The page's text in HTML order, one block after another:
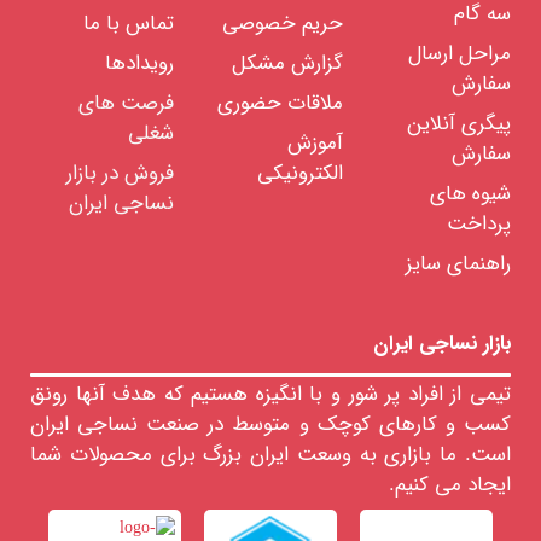
بلند
نخ
پشمی
نخ
نخ
ابریشمی
نخ
نخ
نخ
چتایی
نخ
فرشی
(اکریلیک)
فیلامنت
نخ
های
سه گام
مراحل ارسال
سفارش
پیگری آنلاین
سفارش
شیوه های
پرداخت
راهنمای سایز
حریم خصوصی
گزارش مشکل
ملاقات حضوری
آموزش
الکترونیکی
تماس با ما
رویدادها
فرصت های
شغلی
فروش در بازار
نساجی ایران
بازار نساجی ایران
تیمی از افراد پر شور و با انگیزه هستیم که هدف آنها رونق
کسب و کارهای کوچک و متوسط در صنعت نساجی ایران
است. ما بازاری به وسعت ایران بزرگ برای محصولات شما
ایجاد می کنیم.